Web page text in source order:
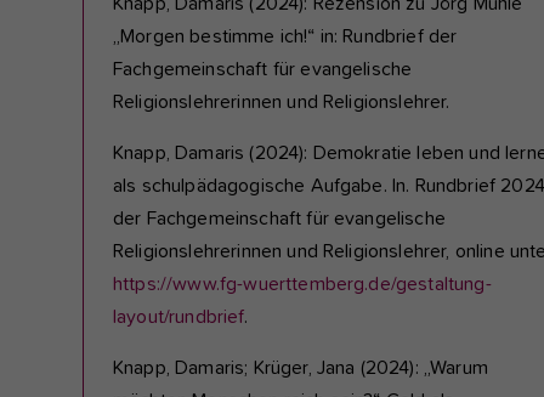
„Morgen bestimme ich!“ in: Rundbrief der
Fachgemeinschaft für evangelische
Religionslehrerinnen und Religionslehrer.
Knapp, Damaris (2024): Demokratie leben und
als schulpädagogische Aufgabe. In. Rundbrief 2024
der Fachgemeinschaft für evangelische
Religionslehrerinnen und Religionslehrer, online
https://www.fg-wuerttemberg.de/gestaltung-
layout/rundbrief.
Knapp, Damaris; Krüger, Jana (2024): „Warum